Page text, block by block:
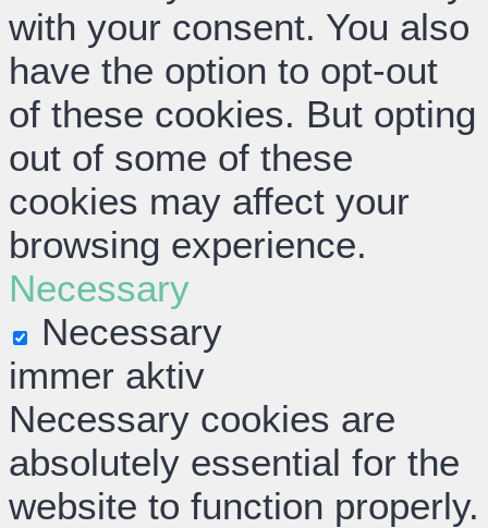
with your consent. You also
have the option to opt-out
of these cookies. But opting
out of some of these
cookies may affect your
browsing experience.
Necessary
Necessary
immer aktiv
Necessary cookies are
absolutely essential for the
website to function properly.